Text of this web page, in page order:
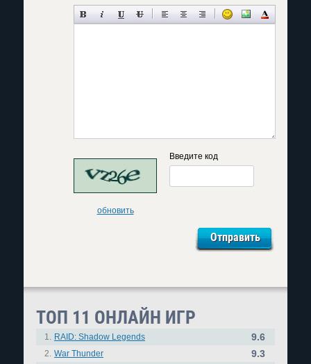
обновить
Введите код
ТОП 11 ОНЛАЙН ИГР
1. RAID: Shadow Legends 9.6
2. War Thunder 9.3